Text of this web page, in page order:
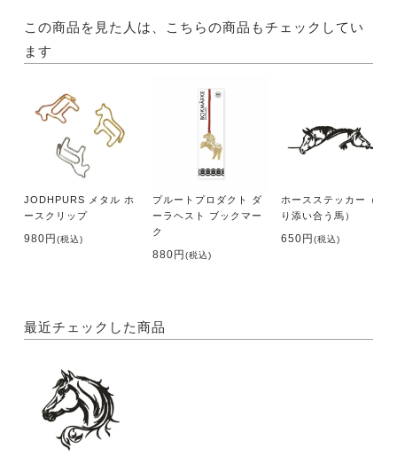
この商品を見た人は、こちらの商品もチェックしてい
ます
JODHPURS メタル ホ
ースクリップ
980円(税込)
プルートプロダクト ダ
ーラヘスト ブックマー
ク
880円(税込)
ホースステッカー（寄
り添い合う馬）
650円(税込)
最近チェックした商品